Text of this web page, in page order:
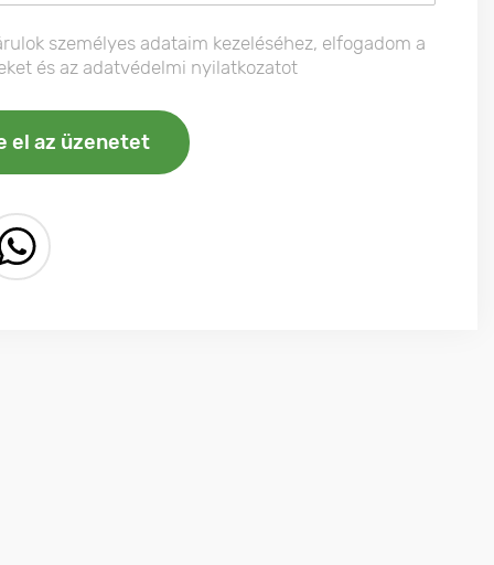
személyes adataim kezeléséhez, elfogadom a
és az adatvédelmi nyilatkozatot